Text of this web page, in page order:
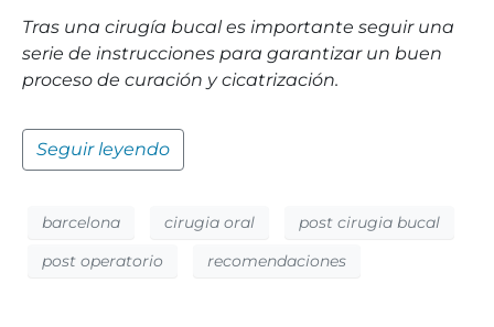
Tras una cirugía bucal es importante seguir una
serie de instrucciones para garantizar un buen
proceso de curación y cicatrización.
Seguir leyendo
barcelona cirugia oral
post cirugia bucal
post operatorio
recomendaciones